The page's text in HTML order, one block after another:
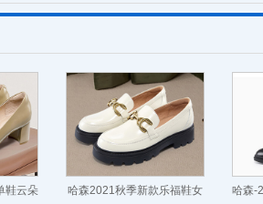
鞋云朵 哈森2021秋季新款乐福鞋女 哈森-